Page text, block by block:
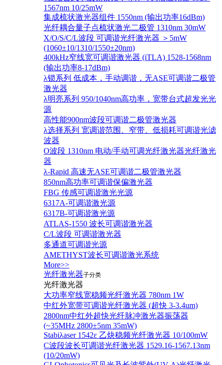
1567nm 10/25mW
集成梳状激光器组件 1550nm (输出功率16dBm)
光纤耦合量子点梳状激光二极管 1310nm 30mW
X/O/S/C/L波段 可调谐光纤激光器 ＞5mW
(1060±10/1310/1550±20nm)
400kHz窄线宽可调谐激光器 (iTLA) 1528-1568nm
(输出功率8-17dBm)
λ锁系列 低成本，手动调谐，无ASE可调谐二极管
激光器
λ明亮系列 950/1040nm高功率，宽带台式超发光光
源
高性能900nm波段可调谐二极管激光器
λ选择系列 宽调谐范围、窄带、低损耗可调谐光滤
波器
O波段 1310nm 电动/手动可调光纤激光器光纤激光
器
λ-Rapid 高速无ASE可调谐二极管激光器
850nm高功率可调谐保偏激光器
FBG 传感可调谐激光光源
6317A-可调谐激光源
6317B-可调谐激光源
ATLAS-1550 波长可调谐激光器
C/L波段 可调谐激光器
多通道可调谐光源
AMETHYST波长可调谐激光系统
More>>
光纤激光器子分类
光纤激光器
大功率窄线宽稳频光纤激光器 780nm 1W
中红外宽带可调谐光纤激光器 (超快 3-3.4um)
2800nm中红外超快光纤脉冲激光器振荡器
(~35MHz 2800±5nm 35mW)
Stabiλaser 1542ε 乙炔稳频光纤激光器 10/100mW
C波段波长可调谐光纤激光器 1529.16-1567.13nm
(10/20mW)